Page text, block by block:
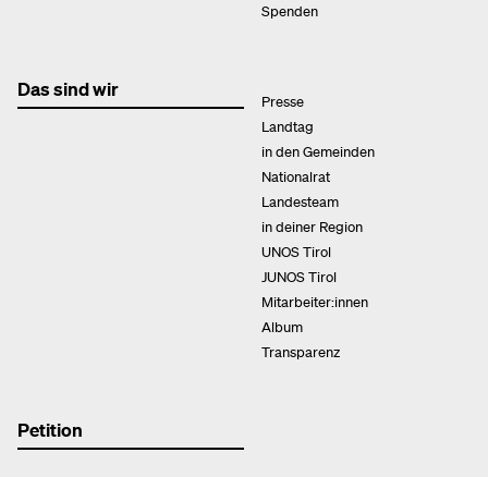
Spenden
Das sind wir
Presse
Landtag
in den Gemeinden
Nationalrat
Landesteam
in deiner Region
UNOS Tirol
JUNOS Tirol
Mitarbeiter:innen
Album
Transparenz
Petition